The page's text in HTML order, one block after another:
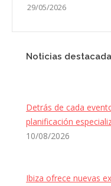
29/05/2026
Noticias
Detrás de cada
planificación
10/08/2026
Ibiza ofrece nuevas